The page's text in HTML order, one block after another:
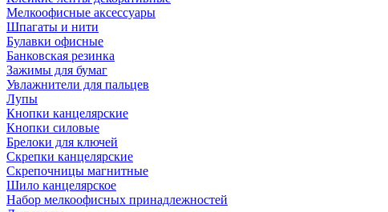
Мелкоофисные аксессуары
Шпагаты и нити
Булавки офисные
Банковская резинка
Зажимы для бумаг
Увлажнители для пальцев
Лупы
Кнопки канцелярские
Кнопки силовые
Брелоки для ключей
Скрепки канцелярские
Скрепочницы магнитные
Шило канцелярское
Набор мелкоофисных принадлежностей